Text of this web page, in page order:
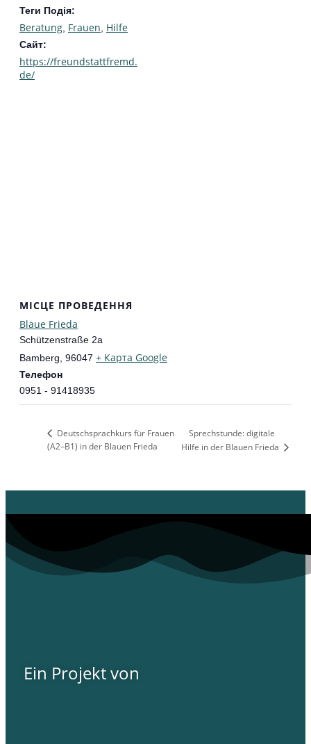
Теги Подія:
Beratung Frauen Hilfe
Сайт:
https://freundstattfremd.
de/
МІСЦЕ ПРОВЕДЕННЯ
Blaue Frieda
Schützenstraße 2a
Bamberg 96047 + Карта Google
Телефон
0951 - 91418935
Deutschsprachkurs für Frauen
(A2–B1) in der Blauen Frieda
Sprechstunde: digitale
Hilfe in der Blauen Frieda
Ein Projekt von